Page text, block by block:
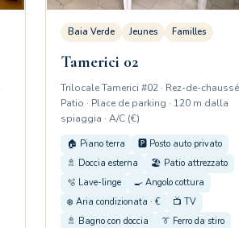
Baia Verde Jeunes Familles
Tamerici 02
Trilocale Tamerici #02 · Rez-de-
Patio · Place de parking · 120 m dalla
spiaggia · A/C (€)
🏠 Piano terra
🅿️ Posto auto privato
🚿 Doccia esterna
🏖️ Patio attrezzato
🫧 Lave-linge
🍳 Angolo cottura
❄️ Aria condizionata · €
📺 TV
🚿 Bagno con doccia
👔 Ferro da stiro